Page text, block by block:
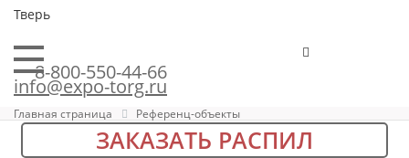
Тверь
8-800-550-44-66
info@expo-torg.ru
Главная страница Референц-объекты
ЗАКАЗАТЬ РАСПИЛ